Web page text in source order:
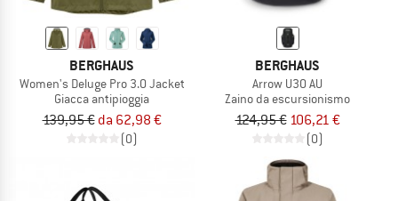
BERGHAUS
Women's Deluge Pro 3.0 Jacket
Giacca antipioggia
139,95 € da 62,98 €
(0)
BERGHAUS
Arrow U30 AU
Zaino da escursionismo
124,95 € 106,21 €
(0)